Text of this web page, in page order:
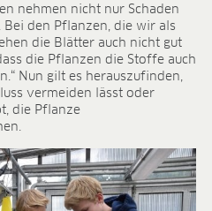
nehmen nicht nur Schaden
den Pflanzen, die wir als
die Blätter auch nicht gut
die Pflanzen die Stoffe auch
Nun gilt es herauszufinden,
vermeiden lässt oder
die Pflanze